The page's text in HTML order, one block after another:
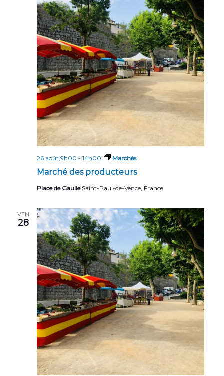
Marché des producteurs
26 août,9h00 - 14h00 Marchés
Place de Gaulle Saint-Paul-de-Vence, France
VEN
28